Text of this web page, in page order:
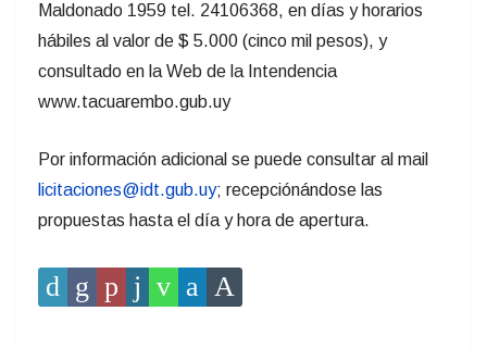
Maldonado 1959 tel. 24106368, en días y horarios
hábiles al valor de $ 5.000 (cinco mil pesos), y
consultado en la Web de la Intendencia
www.tacuarembo.gub.uy
Por información adicional se puede consultar al mail
licitaciones@idt.gub.uy; recepciónándose las
propuestas hasta el día y hora de apertura.